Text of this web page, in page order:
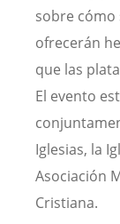
sobre
ofrecerán
que las
El evento
Iglesias, la
Asociación
Cristiana.